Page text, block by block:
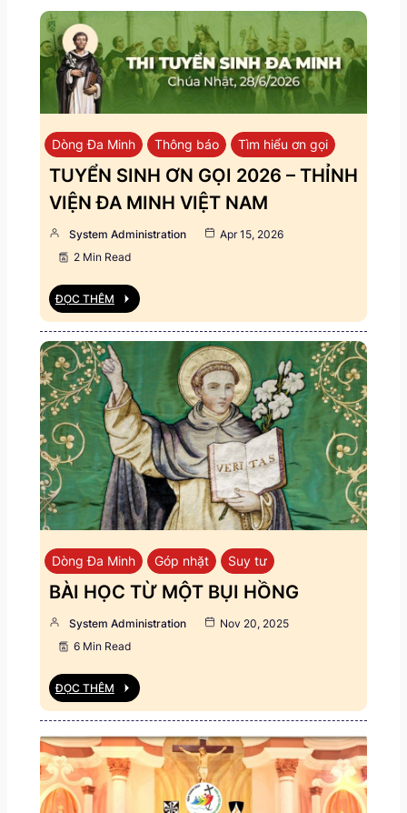
Dòng Đa Minh Thông báo Tìm hiểu ơn gọi
TUYỂN SINH ƠN GỌI 2026 – THỈNH
VIỆN ĐA MINH VIỆT NAM
System Administration
Apr 15, 2026
2 Min Read
ĐỌC THÊM
Dòng Đa Minh Góp nhặt Suy tư
BÀI HỌC TỪ MỘT BỤI HỒNG
System Administration
Nov 20, 2025
6 Min Read
ĐỌC THÊM